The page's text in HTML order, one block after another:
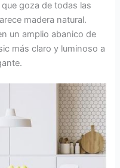
goza de todas las
madera natural.
un amplio abanico de
más claro y luminoso a